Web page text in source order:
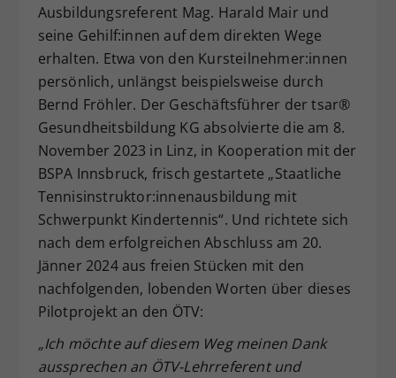
Ausbildungsreferent Mag. Harald Mair und
seine Gehilf:innen auf dem direkten Wege
erhalten. Etwa von den Kursteilnehmer:innen
persönlich, unlängst beispielsweise durch
Bernd Fröhler. Der Geschäftsführer der tsar®
Gesundheitsbildung KG absolvierte die am 8.
November 2023 in Linz, in Kooperation mit der
BSPA Innsbruck, frisch gestartete „Staatliche
Tennisinstruktor:innenausbildung mit
Schwerpunkt Kindertennis“. Und richtete sich
nach dem erfolgreichen Abschluss am 20.
Jänner 2024 aus freien Stücken mit den
nachfolgenden, lobenden Worten über dieses
Pilotprojekt an den ÖTV:
„Ich möchte auf diesem Weg meinen Dank
aussprechen an ÖTV-Lehrreferent und